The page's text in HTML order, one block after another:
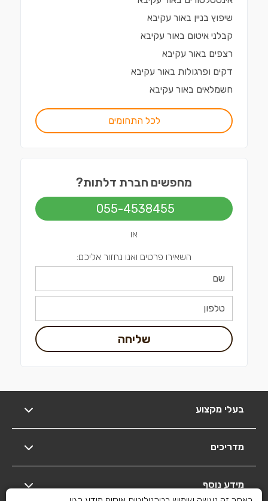
שיפוץ בניין באור עקיבא
קבלני איטום באור עקיבא
רצפים באור עקיבא
דקים ופרגולות באור עקיבא
חשמלאים באור עקיבא
לכל התחומים
מחפשים חברת דלתות?
055-4538455
או
השאירו פרטים ואנו נחזור אליכם:
שליחה
בעלי מקצוע
מדריכים
מידע נוסף